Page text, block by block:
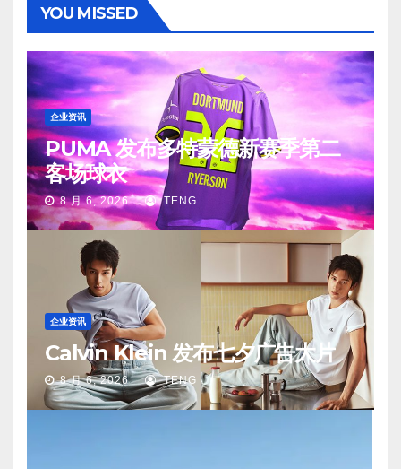
YOU MISSED
企业资讯
PUMA 发布多特蒙德新赛季第二
客场球衣
8 月 6, 2026 TENG
企业资讯
Calvin Klein 发布七夕广告大片
8 月 6, 2026 TENG